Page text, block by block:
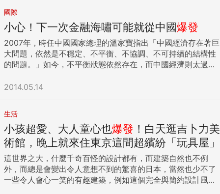
勢，學術研究數量高於其他國家，而中國 AI 學術發表也急起
直追；此外，印度在AI科技研究領域於 2013 年起快速發展，
並在 2014 年超越英國，在AI論文數量方面位居全球第三位。
安聯證券投資信託股份有限公司 104台北市中山區復興北路
378號5-9樓客服專線：0800-088-588 ／ 02-8770-9828
安聯投信獨立經營管理| 本基金經金管會核准或同意生效，惟
最低投資收益；基金經理公司除盡善良管理人之注意義務外，
不負責本基金之盈虧，亦不保證最低之收益，投資人申購前應
詳閱基金公開說明書。本文提及之經濟走勢預測不必然代表本
基金之績效，本基金投資風險請詳閱基金公開說明書。基金投
資無受存款保險、保險安定基金或其他相關保障機制之保障，
投資人須自負盈虧。基金投資可能產生的最大損失為全部本
金。匯率變動可能影響基金之淨資產價值、申購價格或收益。
基金因短期市場、利率或流動性等因素，波動度可能提高，投
資人應選擇適合自身風險承受度之基金。PIMCO系列基金持有
衍生性商品之總部位，依愛爾蘭金融服務管理局的計算方法，
國際
小心！下一次金融海嘯可能就從中國爆發
2007年，時任中國國家總理的溫家寶指出「中國經濟存在著巨
大問題，依然是不穩定、不平衡、不協調、不可持續的結構性
的問題。」如今，不平衡狀態依然存在，而中國經濟則太過集
立一個更為均衡的發展模式，並相信市場會在實現這一目標的
藥。事實上，中國目前的經濟不平衡狀況，在某種程度上正是
反映出由信貸市場競爭所產生的危機。 即便是在2008年全球
金融危機之前，中國的年均投資GDP比率就達到極高的40%水
平，而經濟學家們也在呼籲向經濟成長應該更多的轉型成消費
導向。2012年上述比率上升到47%，而工程建設已經占到了全
部產值的40%。總信貸量也從相當於GDP的130%飆升到
200%，無論是銀行貸款還是「影子銀行」信貸都急劇擴張。
2014.05.14
生活
小孩超愛、大人童心也爆發 ！白天逛吉卜力美
術館，晚上就來住東京這間超繽紛「玩具屋」
這世界之大，什麼千奇百怪的設計都有，而建築自然也不例
外，而總是會變出令人意想不到的驚喜的日本，當然也少不了
一些令人會心一笑的有趣建築，例如這個完全與簡約設計風格